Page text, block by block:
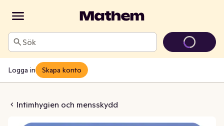
Sök
Logga in Skapa konto
Intimhygien och mensskydd
Normal Wing